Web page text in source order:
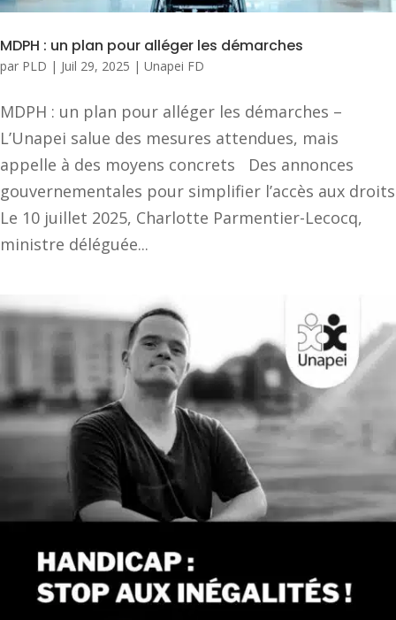
MDPH : un plan pour alléger les démarches
par PLD | Juil 29, 2025 | Unapei FD
MDPH : un plan pour alléger les démarches –
L’Unapei salue des mesures attendues, mais
appelle à des moyens concrets Des annonces
gouvernementales pour simplifier l’accès aux droits
Le 10 juillet 2025, Charlotte Parmentier-Lecocq,
ministre déléguée...